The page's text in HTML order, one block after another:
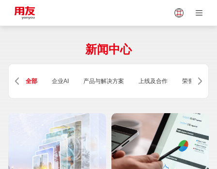
Vietnam
Singapore Malaysia
Thailand
Turkey
新闻中心
全部 企业AI 产品与解决方案 上线及合作 荣誉及资质